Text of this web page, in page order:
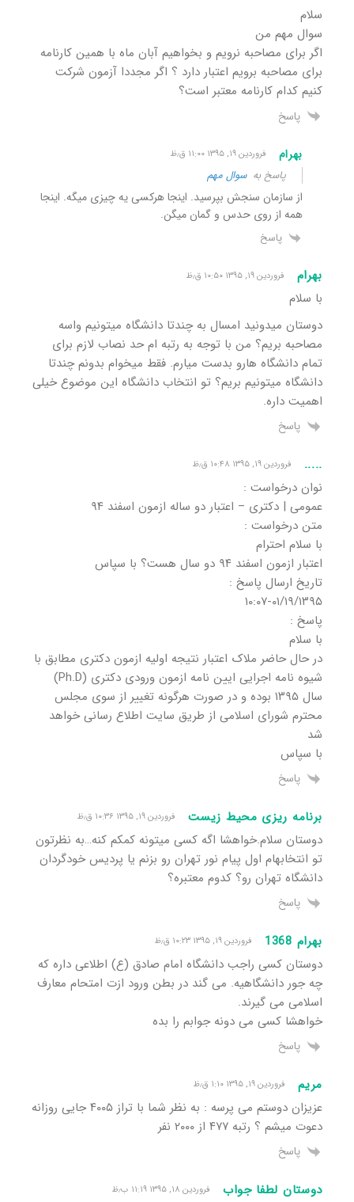
سلام
سوال مهم من
اگر برای مصاحبه نرویم و بخواهیم آبان ماه با همین کارنامه
برای مصاحبه برویم اعتبار دارد ؟ اگر مجددا آزمون شرکت
کنیم کدام کارنامه معتبر است؟
پاسخ
بهرام فروردین ۱۹, ۱۳۹۵ ۱۱:۰۰ ق٫ظ
پاسخ بهسوال مهم
از سازمان سنجش بپرسید. اینجا هرکسی یه چیزی میگه. اینجا
همه از روی حدس و گمان میگن.
پاسخ
بهرام فروردین ۱۹, ۱۳۹۵ ۱۰:۵۰ ق٫ظ
با سلام
دوستان میدونید امسال به چندتا دانشگاه میتونیم واسه
مصاحبه بریم؟ من با توجه به رتبه ام حد نصاب لازم برای
تمام دانشگاه هارو بدست میارم. فقط میخوام بدونم چندتا
دانشگاه میتونیم بریم؟ تو انتخاب دانشگاه این موضوع خیلی
اهمیت داره.
پاسخ
..... فروردین ۱۹, ۱۳۹۵ ۱۰:۴۸ ق٫ظ
نوان درخواست :
عمومی | دکتری – اعتبار دو ساله ازمون اسفند ۹۴
متن درخواست :
با سلام احترام
اعتبار ازمون اسفند ۹۴ دو سال هست؟ با سپاس
تاریخ ارسال پاسخ :
١٣٩۵/٠١/١٩-١٠:٠٧
پاسخ :
با سلام
در حال حاضر ملاک اعتبار نتیجه اولیه ازمون دکتری مطابق با
شیوه نامه اجرایی ایین نامه ازمون ورودی دکتری (Ph.D)
سال ۱۳۹۵ بوده و در صورت هرگونه تغییر از سوی مجلس
محترم شورای اسلامی از طریق سایت اطلاع رسانی خواهد
شد
با سپاس
پاسخ
برنامه ریزی محیط زیست فروردین ۱۹, ۱۳۹۵ ۱۰:۳۶ ق٫ظ
دوستان سلام.خواهشا اگه کسی میتونه کمکم کنه…به نظرتون
تو انتخابهام اول پیام نور تهران رو بزنم یا پردیس خودگردان
دانشگاه تهران رو؟ کدوم معتبره؟
پاسخ
بهرام 1368 فروردین ۱۹, ۱۳۹۵ ۱۰:۲۳ ق٫ظ
دوستان کسی راجب دانشگاه امام صادق (ع) اطلاعی داره که
چه جور دانشگاهیه. می گند در بطن ورود ازت امتحام معارف
اسلامی می گیرند.
خواهشا کسی می دونه جوابم را بده
پاسخ
مریم فروردین ۱۹, ۱۳۹۵ ۱:۱۰ ق٫ظ
عزیزان دوستم می پرسه : به نظر شما با تراز ۴۰۰۵ جایی روزانه
دعوت میشم ؟ رتبه ۴۷۷ از ۲۰۰۰ نفر
پاسخ
دوستان لطفا جواب فروردین ۱۸, ۱۳۹۵ ۱۱:۱۹ ب٫ظ